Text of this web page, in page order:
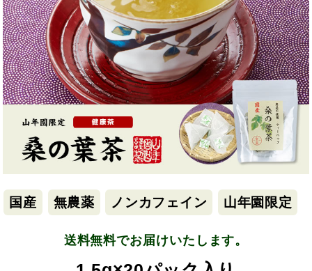
国産 無農薬 ノンカフェイン 山年園限定
送料無料でお届けいたします。